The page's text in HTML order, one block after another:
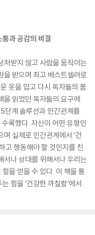
과 공감의 비결
처받지 않고 사람을 움직이는
을 받으며 최고 베스트셀러로
옷을 입고 다시 독자들의 품
을 읽었던 독자들의 요구에
단계 솔루션과 인간관계를
록했다. 자신이 어떤 유형인
실제로 인간관계에서 ‘건
고 행동해야 할 것인지를 친
서나 상대를 위해서나 우리는
을 얻을 수 있다. 이 책을 통
힘을 ‘건강한 까칠함’에서